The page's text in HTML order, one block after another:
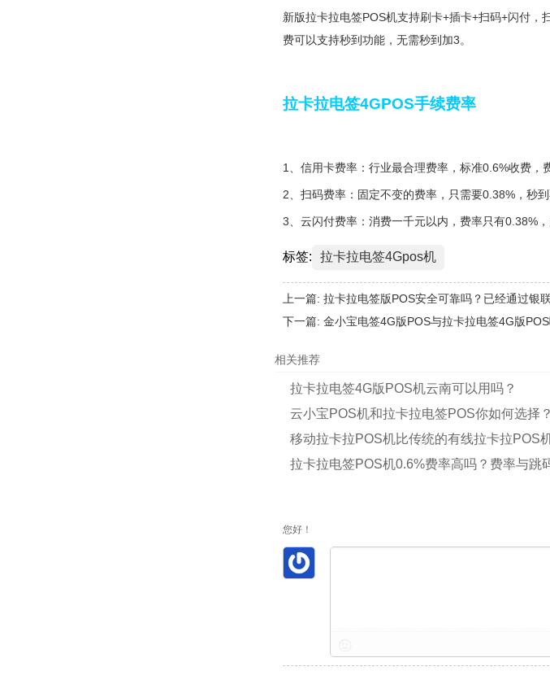
新版拉卡拉电签POS机支持刷卡+插卡+扫码+闪付
费可以支持秒到功能，无需秒到加3。
拉卡拉电签4GPOS手续费率
1、信用卡费率：行业最合理费率，标准0.6%收费，
2、扫码费率：固定不变的费率，只需要0.38%，秒到
3、云闪付费率：消费一千元以内，费率只有0.38%，
标签: 拉卡拉电签4Gpos机
上一篇: 拉卡拉电签版POS安全可靠吗？已经通过银
下一篇: 金小宝电签4G版POS与拉卡拉电签4G版
相关推荐
拉卡拉电签4G版POS机云南可以用吗？
云小宝POS机和拉卡拉电签POS你如何选择？
移动拉卡拉POS机比传统的有线拉卡拉POS
拉卡拉电签POS机0.6%费率高吗？费率与跳
您好！